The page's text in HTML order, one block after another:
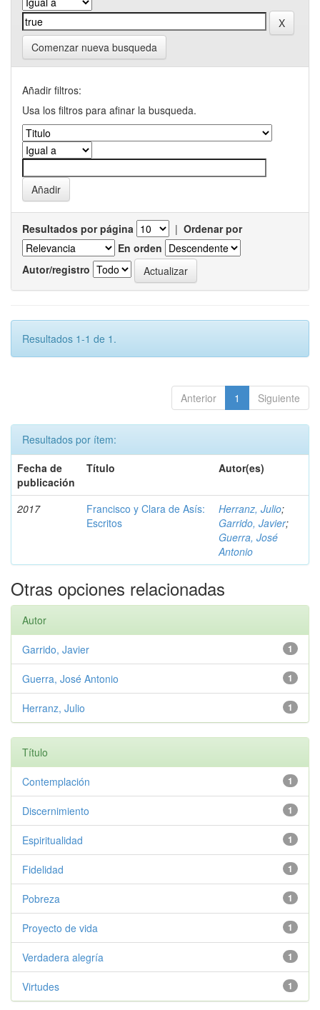
Comenzar nueva busqueda
Añadir filtros:
Usa los filtros para afinar la busqueda.
Resultados por página | Ordenar por
En orden
Autor/registro
Resultados 1-1 de 1.
Anterior 1 Siguiente
Resultados por ítem:
Fecha de
publicación
Título Autor(es)
2017
Francisco y Clara de Asís:
Escritos
Herranz, Julio;
Garrido, Javier;
Guerra, José
Antonio
Otras opciones relacionadas
Autor
1
Garrido, Javier
1
Guerra, José Antonio
1
Herranz, Julio
Título
1
Contemplación
1
Discernimiento
1
Espiritualidad
1
Fidelidad
1
Pobreza
1
Proyecto de vida
1
Verdadera alegría
1
Virtudes